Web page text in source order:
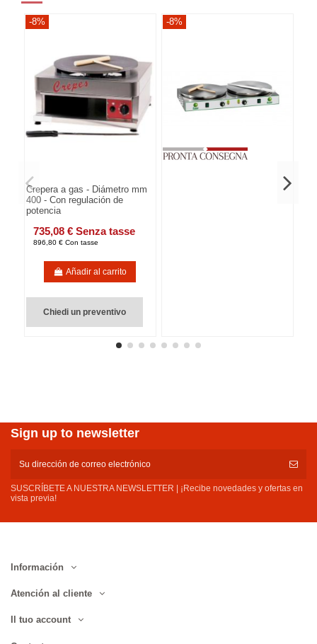
-8%
Crepera a gas - Diámetro mm
400 - Con regulación de
potencia
735,08 € Senza tasse
896,80 € Con tasse
Añadir al carrito
Chiedi un preventivo
-8%
Sign up to newsletter
SUSCRÍBETE A NUESTRA NEWSLETTER | ¡Recibe novedades y ofertas en
vista previa!
Información
Atención al cliente
Il tuo account